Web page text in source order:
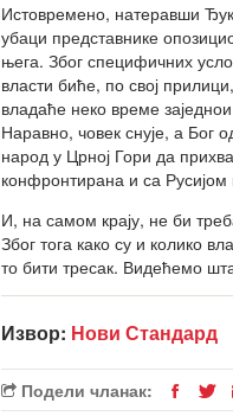
Истовремено, натеравши
убаци представнике
њега. Због специфичних
власти биће, по свој
владаће неко време
Наравно, човек снује, а Бог
народ у Црној Гори да
конфронтирана и са
И, на самом крају, не би
Због тога како су и колико
то бити тресак. Видећемо
Извор: Нови Стандард
Подели чланак: